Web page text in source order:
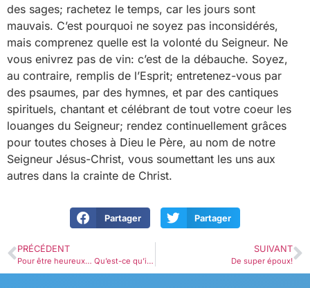
des sages; rachetez le temps, car les jours sont
mauvais. C’est pourquoi ne soyez pas inconsidérés,
mais comprenez quelle est la volonté du Seigneur. Ne
vous enivrez pas de vin: c’est de la débauche. Soyez,
au contraire, remplis de l’Esprit; entretenez-vous par
des psaumes, par des hymnes, et par des cantiques
spirituels, chantant et célébrant de tout votre coeur les
louanges du Seigneur; rendez continuellement grâces
pour toutes choses à Dieu le Père, au nom de notre
Seigneur Jésus-Christ, vous soumettant les uns aux
autres dans la crainte de Christ.
Partager Partager
PRÉCÉDENT
Pour être heureux… Qu’est-ce qu’il me manque ou qu’est-ce que je dois donner?
SUIVANT
De super époux!